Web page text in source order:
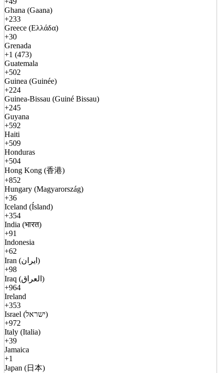
Ghana (Gaana)
+233
Greece (Ελλάδα)
+30
Grenada
+1 (473)
Guatemala
+502
Guinea (Guinée)
+224
Guinea-Bissau (Guiné Bissau)
+245
Guyana
+592
Haiti
+509
Honduras
+504
Hong Kong (香港)
+852
Hungary (Magyarország)
+36
Iceland (Ísland)
+354
India (भारत)
+91
Indonesia
+62
Iran (ایران)
+98
Iraq (العراق)
+964
Ireland
+353
Israel (ישראל)
+972
Italy (Italia)
+39
Jamaica
+1
Japan (日本)